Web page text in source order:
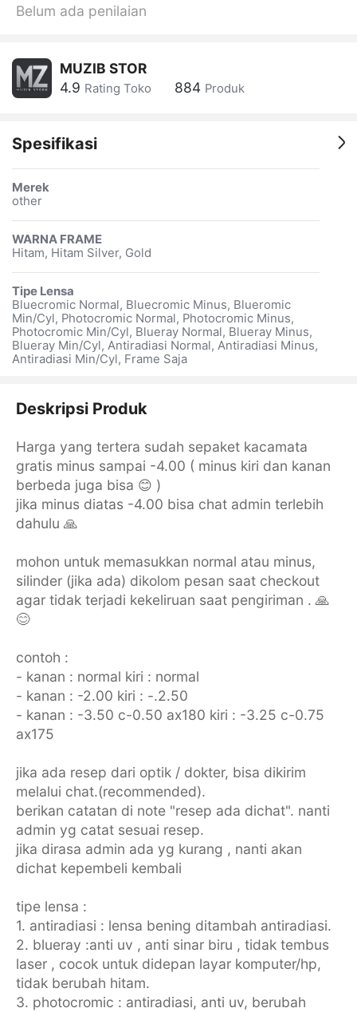
Belum ada penilaian
MUZIB STOR
4.9 Rating Toko 884 Produk
Spesifikasi
Merek
other
WARNA FRAME
Hitam, Hitam Silver, Gold
Tipe Lensa
Bluecromic Normal, Bluecromic Minus, Blueromic
Min/Cyl, Photocromic Normal, Photocromic Minus,
Photocromic Min/Cyl, Blueray Normal, Blueray Minus,
Blueray Min/Cyl, Antiradiasi Normal, Antiradiasi Minus,
Antiradiasi Min/Cyl, Frame Saja
Deskripsi Produk
Harga yang tertera sudah sepaket kacamata
gratis minus sampai -4.00 ( minus kiri dan kanan
berbeda juga bisa 😊 )
jika minus diatas -4.00 bisa chat admin terlebih
dahulu 🙏
mohon untuk memasukkan normal atau minus,
silinder (jika ada) dikolom pesan saat checkout
agar tidak terjadi kekeliruan saat pengiriman . 🙏
😊
contoh :
- kanan : normal kiri : normal
- kanan : -2.00 kiri : -.2.50
- kanan : -3.50 c-0.50 ax180 kiri : -3.25 c-0.75
ax175
jika ada resep dari optik / dokter, bisa dikirim
melalui chat.(recommended).
berikan catatan di note "resep ada dichat". nanti
admin yg catat sesuai resep.
jika dirasa admin ada yg kurang , nanti akan
dichat kepembeli kembali
tipe lensa :
1. antiradiasi : lensa bening ditambah antiradiasi.
2. blueray :anti uv , anti sinar biru , tidak tembus
laser , cocok untuk didepan layar komputer/hp,
tidak berubah hitam.
3. photocromic : antiradiasi, anti uv, berubah